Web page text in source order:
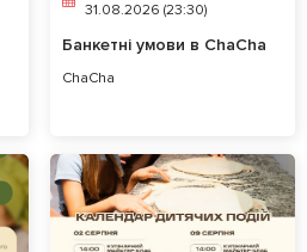
31.08.2026 (23:30)
Банкетні умови в ChaCha
ChaCha